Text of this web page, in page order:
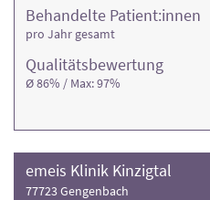
Qualitäts­bewertung
Ø 86% / Max: 97%
Behandelte Patient:innen
pro Jahr gesamt
emeis Klinik Kinzigtal
77723 Gengenbach